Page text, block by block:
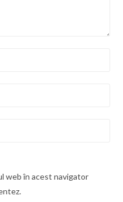
web în acest navigator